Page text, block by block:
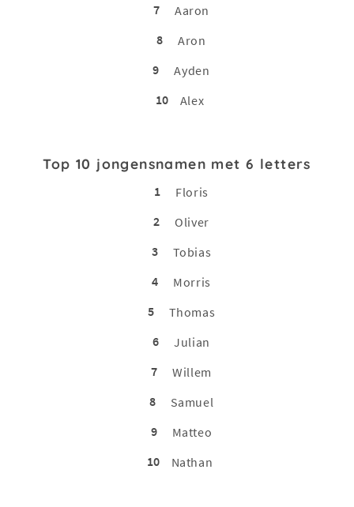
7
Aaron
8
Aron
9
Ayden
10
Alex
Top 10 jongensnamen met 6 letters
1
Floris
2
Oliver
3
Tobias
4
Morris
5
Thomas
6
Julian
7
Willem
8
Samuel
9
Matteo
10
Nathan